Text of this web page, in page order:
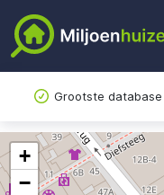
Grootste
+
−